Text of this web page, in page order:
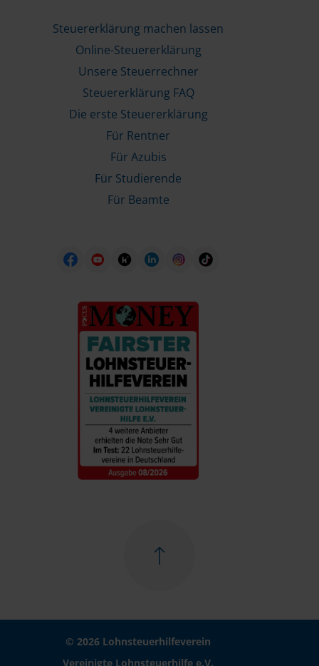
Steuererklärung machen lassen
Online-Steuererklärung
Unsere Steuerrechner
Steuererklärung FAQ
Die erste Steuererklärung
Für Rentner
Für Azubis
Für Studierende
Für Beamte
© 2026 Lohnsteuerhilfeverein
Vereinigte Lohnsteuerhilfe e.V.